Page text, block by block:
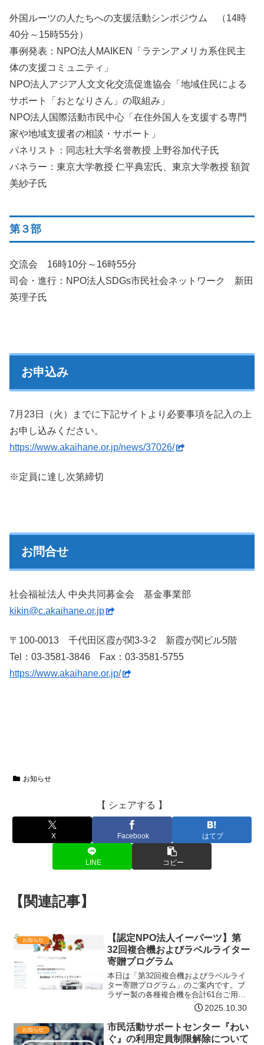
外国ルーツの人たちへの支援活動シンポジウム （14時
40分～15時55分）
事例発表：NPO法人MAIKEN「ラテンアメリカ系住民主
体の支援コミュニティ」
NPO法人アジア人文文化交流促進協会「地域住民による
サポート「おとなりさん」の取組み」
NPO法人国際活動市民中心「在住外国人を支援する専門
家や地域支援者の相談・サポート」
パネリスト：同志社大学名誉教授 上野谷加代子氏
パネラー：東京大学教授 仁平典宏氏、東京大学教授 額賀
美紗子氏
第３部
交流会 16時10分～16時55分
司会・進行：NPO法人SDGs市民社会ネットワーク 新田
英理子氏
お申込み
7月23日（火）までに下記サイトより必要事項を記入の上
お申し込みください。
https://www.akaihane.or.jp/news/37026/
※定員に達し次第締切
お問合せ
社会福祉法人 中央共同募金会 基金事業部
kikin@c.akaihane.or.jp
〒100-0013 千代田区霞が関3-3-2 新霞が関ビル5階
Tel：03-3581-3846 Fax：03-3581-5755
https://www.akaihane.or.jp/
お知らせ
【 シェアする 】
X Facebook はてブ
LINE コピー
【関連記事】
お知らせ
【認定NPO法人イーパーツ】第
32回複合機およびラベルライター
寄贈プログラム
本日は「第32回複合機およびラベルライ
ター寄贈プログラム」のご案内です。ブ
ラザー製の各種複合機を合計61台ご用意
いたしました。同時に、リユースPC、モ
ニタ、Webカメラ、テンキーも申請いた
だけます。そして、今回からWindows11
のリユー…【詳細はコチラ】
2025.10.30
お知らせ
市民活動サポートセンター『わい
ぐ』の利用定員制限解除について